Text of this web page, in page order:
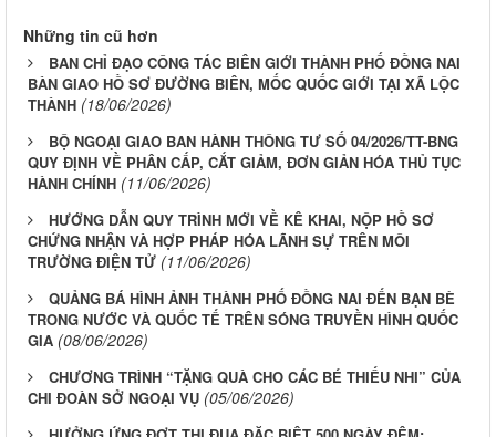
Những tin cũ hơn
BAN CHỈ ĐẠO CÔNG TÁC BIÊN GIỚI THÀNH PHỐ ĐỒNG NAI
BÀN GIAO HỒ SƠ ĐƯỜNG BIÊN, MỐC QUỐC GIỚI TẠI XÃ LỘC
THÀNH (18/06/2026)
BỘ NGOẠI GIAO BAN HÀNH THÔNG TƯ SỐ 04/2026/TT-BNG
QUY ĐỊNH VỀ PHÂN CẤP, CẮT GIẢM, ĐƠN GIẢN HÓA THỦ TỤC
HÀNH CHÍNH (11/06/2026)
HƯỚNG DẪN QUY TRÌNH MỚI VỀ KÊ KHAI, NỘP HỒ SƠ
CHỨNG NHẬN VÀ HỢP PHÁP HÓA LÃNH SỰ TRÊN MÔI
TRƯỜNG ĐIỆN TỬ (11/06/2026)
QUẢNG BÁ HÌNH ẢNH THÀNH PHỐ ĐỒNG NAI ĐẾN BẠN BÈ
TRONG NƯỚC VÀ QUỐC TẾ TRÊN SÓNG TRUYỀN HÌNH QUỐC
GIA (08/06/2026)
CHƯƠNG TRÌNH “TẶNG QUÀ CHO CÁC BÉ THIẾU NHI” CỦA
CHI ĐOÀN SỞ NGOẠI VỤ (05/06/2026)